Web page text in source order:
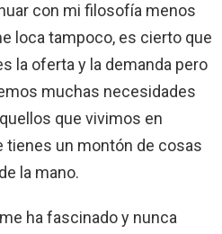
con mi filosofía menos
loca tampoco, es cierto que
la oferta y la demanda pero
muchas necesidades
que vivimos en
tienes un montón de cosas
la mano.
ha fascinado y nunca